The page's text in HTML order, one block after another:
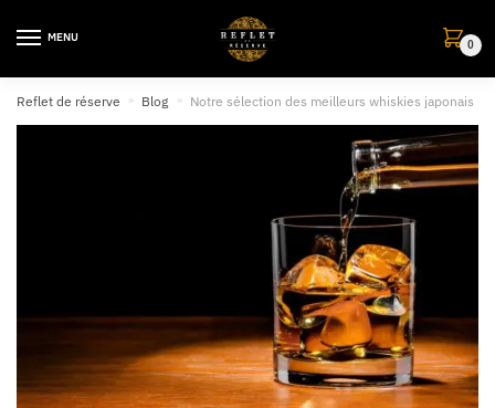
MENU
0
Reflet de réserve » Blog » Notre sélection des meilleurs whiskies japonais